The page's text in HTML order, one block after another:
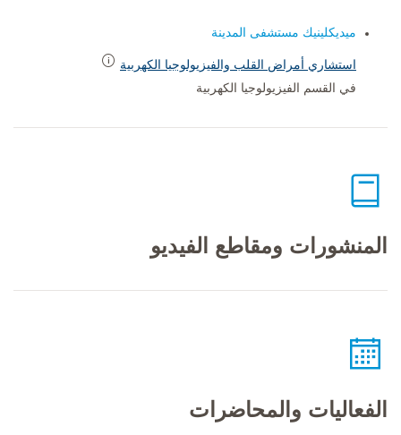
ميديكلينيك مستشفى المدينة
استشاري أمراض القلب والفيزيولوجيا الكهربية
في القسم الفيزيولوجيا الكهربية
المنشورات ومقاطع الفيديو
الفعاليات والمحاضرات